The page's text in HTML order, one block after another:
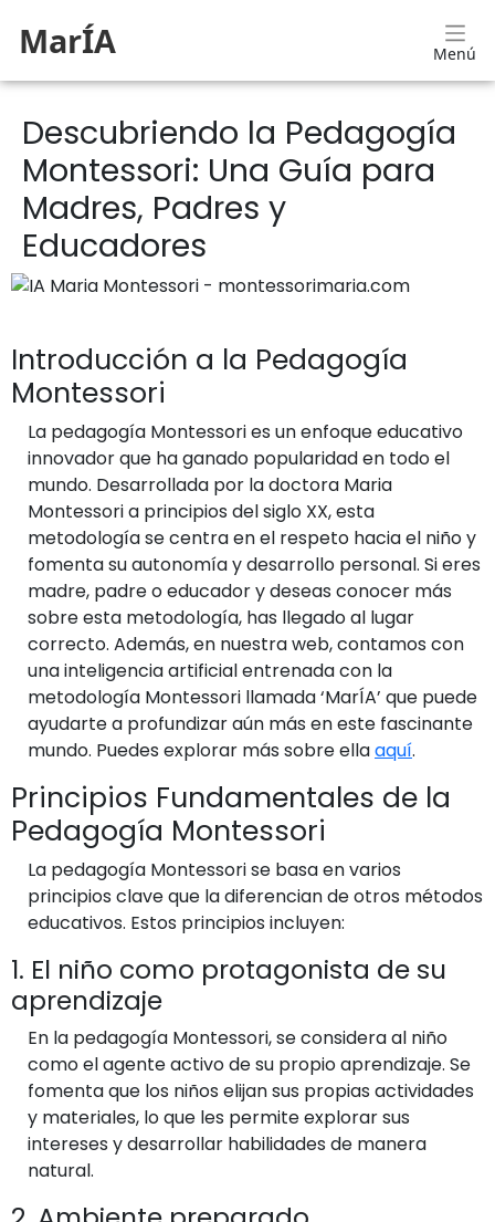
MarÍA Menú
Descubriendo la Pedagogía
Montessori: Una Guía para
Madres, Padres y
Educadores
Introducción a la Pedagogía
Montessori
La pedagogía Montessori es un enfoque educativo
innovador que ha ganado popularidad en todo el
mundo. Desarrollada por la doctora Maria
Montessori a principios del siglo XX, esta
metodología se centra en el respeto hacia el niño y
fomenta su autonomía y desarrollo personal. Si eres
madre, padre o educador y deseas conocer más
sobre esta metodología, has llegado al lugar
correcto. Además, en nuestra web, contamos con
una inteligencia artificial entrenada con la
metodología Montessori llamada ‘MarÍA’ que puede
ayudarte a profundizar aún más en este fascinante
mundo. Puedes explorar más sobre ellaaquí.
Principios Fundamentales de la
Pedagogía Montessori
La pedagogía Montessori se basa en varios
principios clave que la diferencian de otros métodos
educativos. Estos principios incluyen:
1. El niño como protagonista de su
aprendizaje
En la pedagogía Montessori, se considera al niño
como el agente activo de su propio aprendizaje. Se
fomenta que los niños elijan sus propias actividades
y materiales, lo que les permite explorar sus
intereses y desarrollar habilidades de manera
natural.